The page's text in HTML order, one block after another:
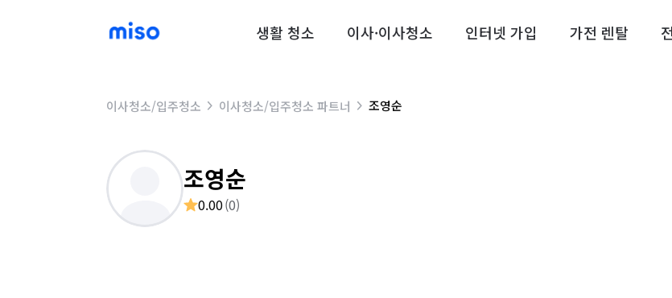
생활 청소 이사·이사청소 인터넷 가입 가전 렌탈
이사청소/입주청소 이사청소/입주청소 파트너 조영순
조영순
0.00(0)